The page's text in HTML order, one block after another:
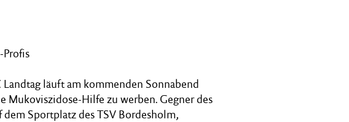
Profis
läuft am kommenden Sonnabend
Mukoviszidose-Hilfe zu werben. Gegner des
Sportplatz des TSV Bordesholm,